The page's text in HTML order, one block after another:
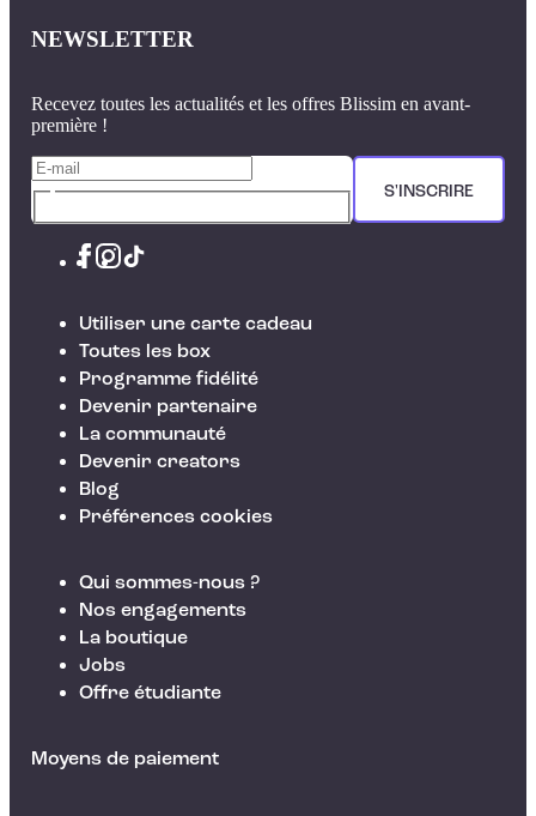
NEWSLETTER
Recevez toutes les actualités et les offres Blissim en avant-
première !
S'INSCRIRE
Utiliser une carte cadeau
Toutes les box
Programme fidélité
Devenir partenaire
La communauté
Devenir creators
Blog
Préférences cookies
Qui sommes-nous ?
Nos engagements
La boutique
Jobs
Offre étudiante
Moyens de paiement